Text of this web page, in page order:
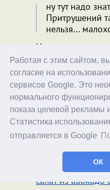
Работая с этим сайтом,
согласие на
сервисов Google. Это
нормального
показа целевой рекламы
Статистика
отправляется в Google
ОК
ну тут надо
Притрушений
нельзя...
И что, это
вытесняет
глазамиреально
Bаsil IV
17.04.26
16:16
дополнительно
вызывает
салат из авокадо